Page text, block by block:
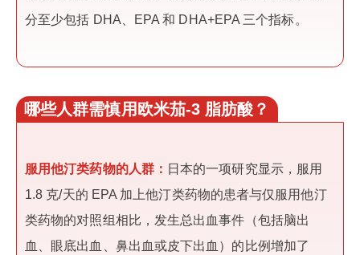
分至少包括 DHA、EPA 和 DHA+EPA 三个指标。
哪些人群需慎用欧米茄-3 脂肪酸？
服用他汀类药物的人群： 日本的一项研究显示，服用
1.8 克/天的 EPA 加上他汀类药物的患者与仅服用他汀
类药物的对照组相比，发生总出血事件（包括脑出
血、眼底出血、鼻出血或皮下出血）的比例增加了